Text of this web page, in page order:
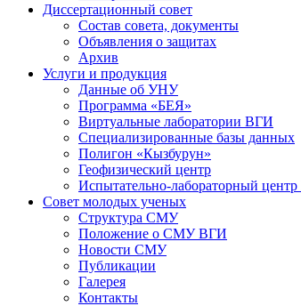
Диссертационный совет
Состав совета, документы
Объявления о защитах
Архив
Услуги и продукция
Данные об УНУ
Программа «БЕЯ»
Виртуальные лаборатории ВГИ
Специализированные базы данных
Полигон «Кызбурун»
Геофизический центр
Испытательно-лабораторный
Совет молодых ученых
Структура СМУ
Положение о СМУ ВГИ
Новости СМУ
Публикации
Галерея
Контакты